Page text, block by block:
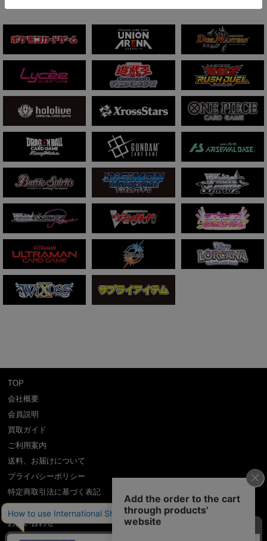
TOP
会社概要
会員説明
買取ガイド
ご利用案内
送料、お届けについて
プライバシーポリシー
特定商取引法に基づく表記
お問い合わせ
利用規約